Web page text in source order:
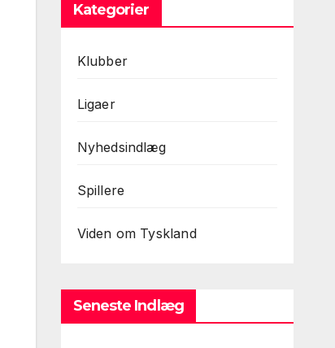
Kategorier
Klubber
Ligaer
Nyhedsindlæg
Spillere
Viden om Tyskland
Seneste Indlæg